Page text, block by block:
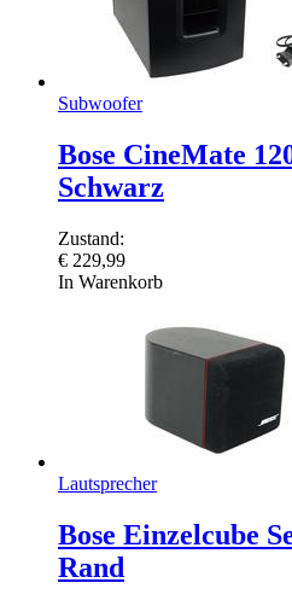
Subwoofer
Bose CineMate
Schwarz
Zustand:
€ 229,99
In Warenkorb
Lautsprecher
Bose Einzelcube
Rand